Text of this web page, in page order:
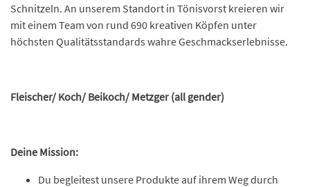
Schnitzeln. An unserem Standort in Tönisvorst kreieren wir
mit einem Team von rund 690 kreativen Köpfen unter
höchsten Qualitätsstandards wahre Geschmackserlebnisse.
Fleischer/ Koch/ Beikoch/ Metzger (all gender)
Deine Mission:
Du begleitest unsere Produkte auf ihrem Weg durch